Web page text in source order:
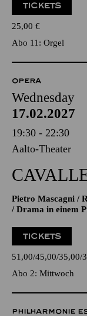
TICKETS
25,00 €
Abo 11: Orgel
OPERA
Wednesday
17.02.2027
19:30 - 22:30
Aalto-Theater
Pietro Mascagni /
/ Drama in einem
TICKETS
51,00 45,00 35,00
Abo 2: Mittwoch
PHILHARMONIE